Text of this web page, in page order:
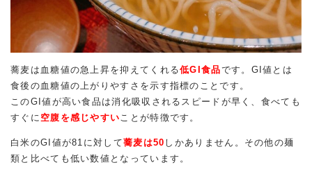
蕎麦は血糖値の急上昇を抑えてくれる低GI食品です。GI値とは
食後の血糖値の上がりやすさを示す指標のことです。
このGI値が高い食品は消化吸収されるスピードが早く、食べても
すぐに 空腹を感じやすい ことが特徴です。
白米のGI値が81に対して蕎麦は50 しかありません。その他の麺
類と比べても低い数値となっています。